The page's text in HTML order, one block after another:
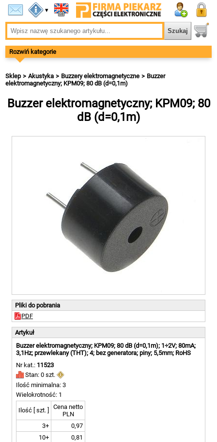
▾
Rozwiń kategorie
Sklep Akustyka Buzzery elektromagnetyczne
Buzzer
elektromagnetyczny; KPM09; 80 dB (d=0,1m)
Buzzer elektromagnetyczny; KPM09; 80
dB (d=0,1m)
Pliki do pobrania
PDF
Artykuł
Buzzer elektromagnetyczny; KPM09; 80 dB (d=0,1m); 1÷2V; 80mA;
3,1Hz; przewlekany (THT); 4; bez generatora; piny; 5,5mm; RoHS
Nr kat.: 11523
Stan: 0 szt.
Ilość minimalna: 3
Wielokrotność: 1
Ilość [ szt. ]
Cena netto
PLN
3+
0,97
10+
0,81